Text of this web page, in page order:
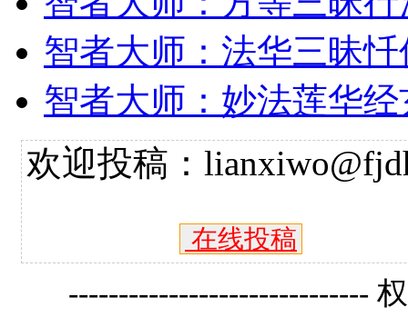
智者大师：法华三昧
智者大师：妙法莲华
欢迎投稿：
在线投稿
------------------------------